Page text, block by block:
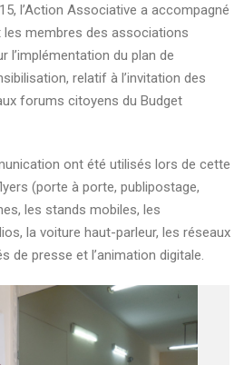
communication
du
Budget
participatif
à
Manouba
l’Action Associative a accompagné
membres des associations
l’implémentation du plan de
relatif à l’invitation des
forums citoyens du Budget
ont été utilisés lors de cette
(porte à porte, publipostage,
les stands mobiles, les
la voiture haut-parleur, les réseaux
de presse et l’animation digitale.